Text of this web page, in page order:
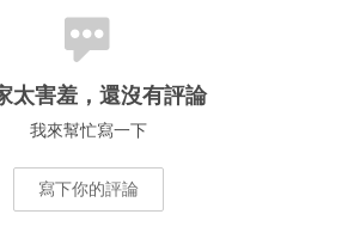
太害羞，還沒有評論
我來幫忙寫一下
寫下你的評論